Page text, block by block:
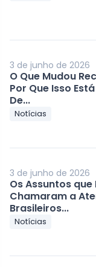
3 de junho de 2026
O Que Mudou
Por Que Isso
De...
Notícias
3 de junho de 2026
Os Assuntos que
Chamaram a
Brasileiros...
Notícias